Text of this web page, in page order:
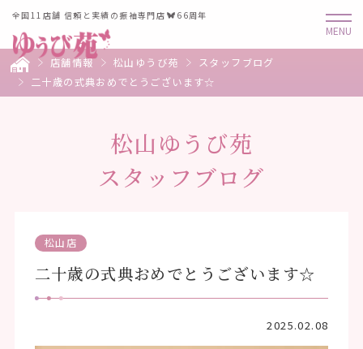
全国11店舗 信頼と実績の振袖専門店 66周年
店舗情報 松山ゆうび苑
スタッフブログ
二十歳の式典おめでとうございます☆
松山ゆうび苑
スタッフブログ
松山店
二十歳の式典おめでとうございます☆
2025.02.08